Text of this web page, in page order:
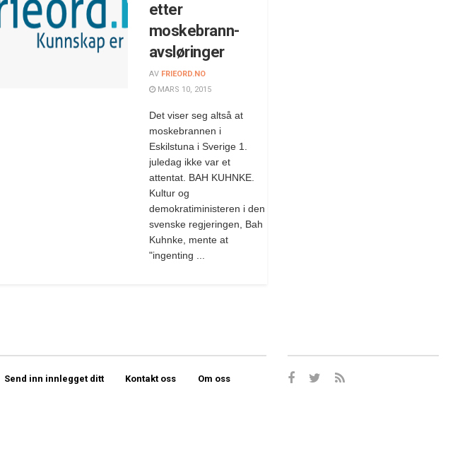
etter
moskebrann-
avsløringer
AV FRIEORD.NO
MARS 10, 2015
Det viser seg altså at
moskebrannen i
Eskilstuna i Sverige 1.
juledag ikke var et
attentat. BAH KUHNKE.
Kultur og
demokratiministeren i den
svenske regjeringen, Bah
Kuhnke, mente at
"ingenting ...
Send inn innlegget ditt Kontakt oss Om oss